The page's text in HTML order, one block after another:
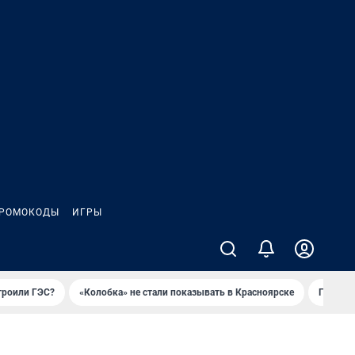
ИГРЫ
ГЭС? «Колобка» не стали показывать в Красноярске Гриль-